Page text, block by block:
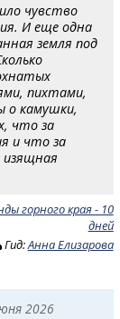
чувство
И еще одна
земля под
пихтами,
о камушки,
что за
и что за
изящная
горного края - 10
дней
Гид:Анна Елизарова
2026